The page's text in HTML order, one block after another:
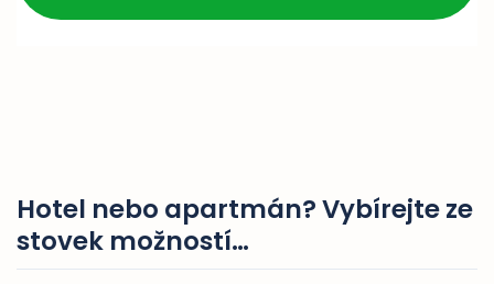
Hotel nebo apartmán? Vybírejte ze
stovek možností…